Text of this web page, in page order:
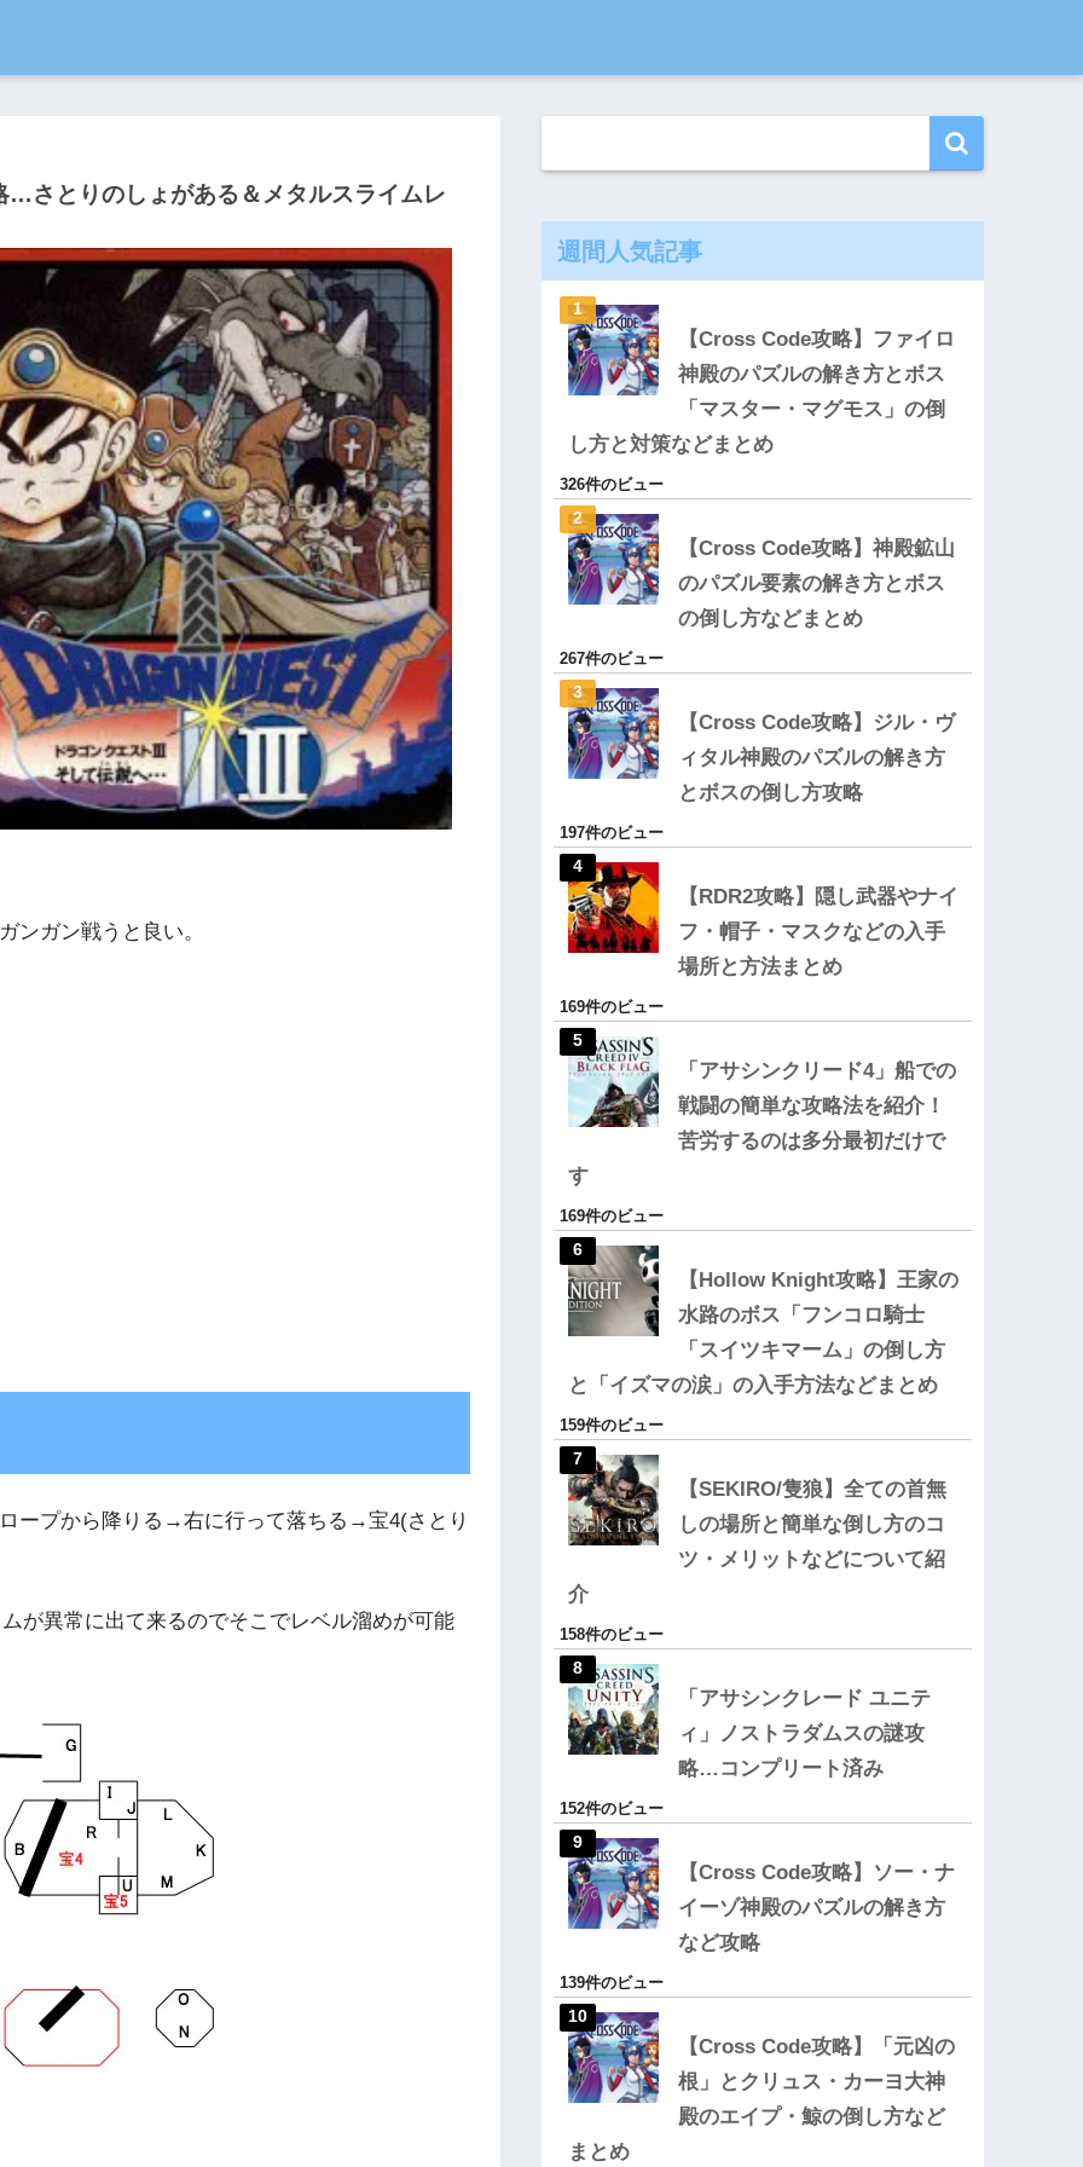
さとりのしょがある＆メタルスライムレ
ンガン戦うと良い。
から降りる→右に行って落ちる→宝4(さとり
が異常に出て来るのでそこでレベル溜めが可能
週間人気記事
【Cross Code攻略】ファイロ
神殿のパズルの解き方とボス
「マスター・マグモス」の倒
し方と対策などまとめ
326件のビュー
【Cross Code攻略】神殿鉱山
のパズル要素の解き方とボス
の倒し方などまとめ
267件のビュー
【Cross Code攻略】ジル・ヴ
ィタル神殿のパズルの解き方
とボスの倒し方攻略
197件のビュー
【RDR2攻略】隠し武器やナイ
フ・帽子・マスクなどの入手
場所と方法まとめ
169件のビュー
「アサシンクリード4」船での
戦闘の簡単な攻略法を紹介！
苦労するのは多分最初だけで
す
169件のビュー
【Hollow Knight攻略】王家の
水路のボス「フンコロ騎士
「スイツキマーム」の倒し方
と「イズマの涙」の入手方法などまとめ
159件のビュー
【SEKIRO/隻狼】全ての首無
しの場所と簡単な倒し方のコ
ツ・メリットなどについて紹
介
158件のビュー
「アサシンクレード ユニテ
ィ」ノストラダムスの謎攻
略…コンプリート済み
152件のビュー
【Cross Code攻略】ソー・ナ
イーゾ神殿のパズルの解き方
など攻略
139件のビュー
【Cross Code攻略】「元凶の
根」とクリュス・カーヨ大神
殿のエイプ・鯨の倒し方など
まとめ